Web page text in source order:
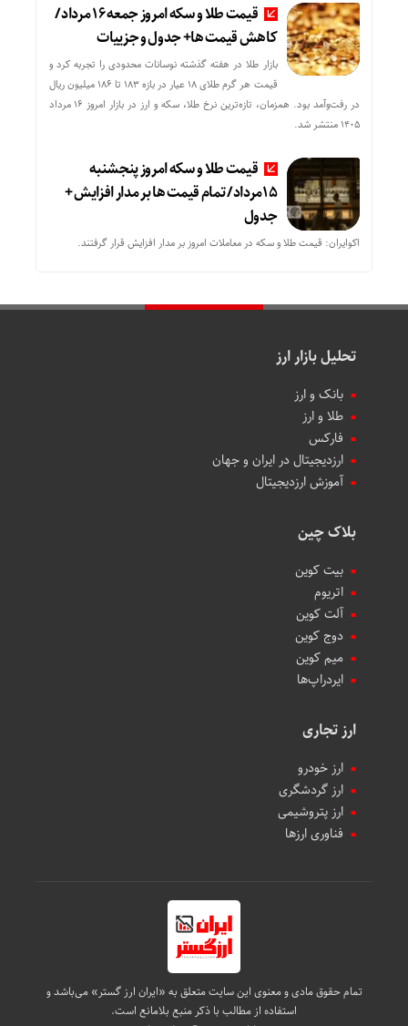
قیمت طلا و سکه امروز جمعه ۱۶ مرداد/
کاهش قیمت ها+ جدول و جزییات
بازار طلا در هفته گذشته نوسانات محدودی را تجربه کرد و
قیمت هر گرم طلای ۱۸ عیار در بازه ۱۸۳ تا ۱۸۶ میلیون ریال
در رفت‌وآمد بود. همزمان، تازه‌ترین نرخ طلا، سکه و ارز در بازار امروز ۱۶ مرداد
۱۴۰۵ منتشر شد.
قیمت طلا و سکه امروز پنجشنبه
15مرداد/ تمام قیمت ها بر مدار افزایش +
جدول
اکوایران: قیمت طلا و سکه در معاملات امروز بر مدار افزایش قرار گرفتند.
تحلیل بازار ارز
بانک و ارز
طلا و ارز
فارکس
ارزدیجیتال در ایران و جهان
آموزش ارزدیجیتال
بلاک چین
بیت کوین
اتریوم
آلت کوین
دوج کوین
میم کوین‌
ایردراپ‌ها
ارز تجاری
ارز خودرو
ارز گردشگری
ارز پتروشیمی
فناوری ارزها
تمام حقوق مادی و معنوی این سایت متعلق به «ایران ارز گستر» می‌باشد و
استفاده از مطالب با ذکر منبع بلامانع است.